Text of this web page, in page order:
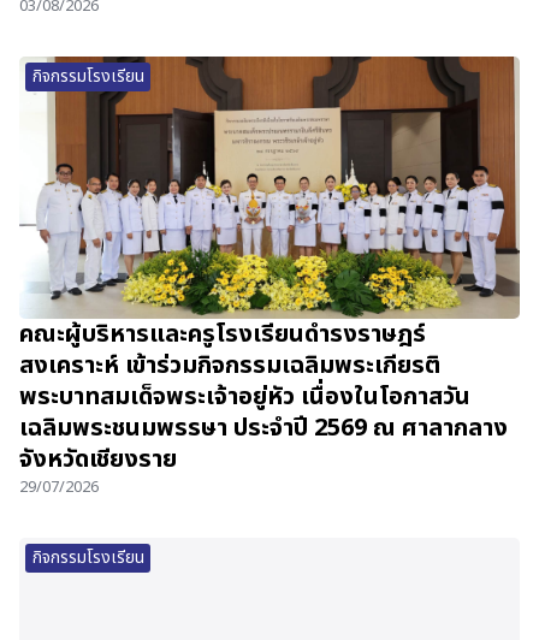
03/08/2026
กิจกรรมโรงเรียน
คณะผู้บริหารและครูโรงเรียนดำรงราษฎร์
สงเคราะห์ เข้าร่วมกิจกรรมเฉลิมพระเกียรติ
พระบาทสมเด็จพระเจ้าอยู่หัว เนื่องในโอกาสวัน
เฉลิมพระชนมพรรษา ประจำปี 2569 ณ ศาลากลาง
จังหวัดเชียงราย
29/07/2026
กิจกรรมโรงเรียน